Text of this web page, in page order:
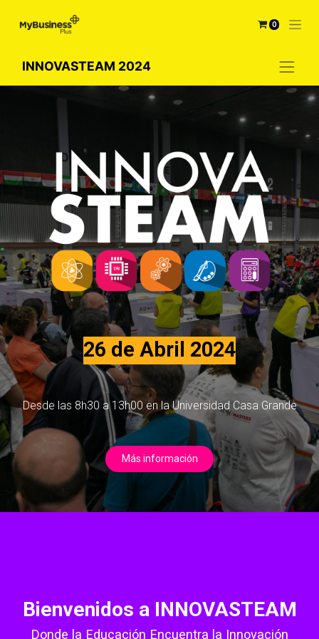
0
INNOVASTEAM 2024
26 de Abril 20​24
Desde las 8h30 a 13h00 en la Universidad Casa Grande
Más información​​​​​​​​​​​​
Bienvenidos a INNOVASTEAM
Donde la Educación Encuentra la Innovación